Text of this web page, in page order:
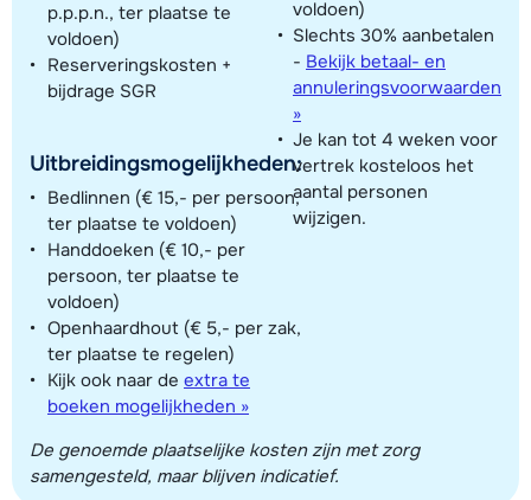
p.p.p.n., ter plaatse te
voldoen)
Reserveringskosten +
bijdrage SGR
Uitbreidingsmogelijkheden:
Bedlinnen (€ 15,- per persoon,
ter plaatse te voldoen)
Handdoeken (€ 10,- per
persoon, ter plaatse te
voldoen)
Openhaardhout (€ 5,- per zak,
ter plaatse te regelen)
Kijk ook naar de extra te
boeken mogelijkheden »
voldoen)
Slechts 30% aanbetalen
- Bekijk betaal- en
annuleringsvoorwaarden
»
Je kan tot 4 weken voor
vertrek kosteloos het
aantal personen
wijzigen.
De genoemde plaatselijke kosten zijn met zorg
samengesteld, maar blijven indicatief.